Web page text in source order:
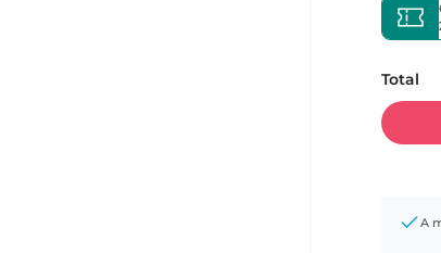
Total
A